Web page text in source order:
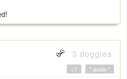
3 doggies
" quote "
+1